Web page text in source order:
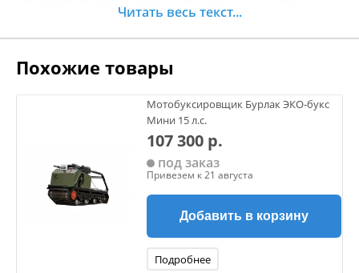
новинка получила название Егерь – ОПТИ.
снегоходного типа. Также для данной модели доступен
полный список дополнительных опций, куда входят
реверс, тормоз, эл.запуск, подогрев ручек руля и курка
Мотобуксировщик Егерь – ОПТИ сочетает в себе
бюджетную стоимость Бурлака ОПТИ и богатый
функционал миниснегохода Егерь, что выгодно отличает
данную модель от всех имеющихся на рынке аналогов.
Читать весь текст...
Похожие товары
Мотобуксировщик Бурлак ЭКО-букс
Мини 15 л.с.
107 300 р.
под заказ
Привезем к 21 августа
Добавить в корзину
Подробнее